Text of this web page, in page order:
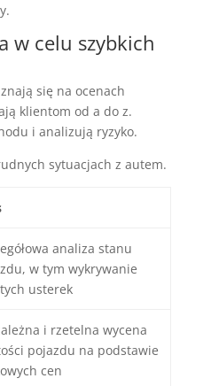
w celu szybkich
się na ocenach
klientom od a do z.
i analizują ryzyko.
sytuacjach z autem.
analiza stanu
w tym wykrywanie
usterek
i rzetelna wycena
pojazdu na podstawie
cen